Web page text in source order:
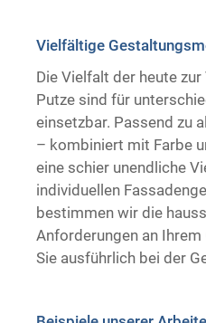
Vielfältige
Die Vielfalt der heute
Putze sind für
einsetzbar. Passend zu
– kombiniert mit Farbe
eine schier unendliche
individuellen
bestimmen wir die
Anforderungen an
Sie ausführlich bei der